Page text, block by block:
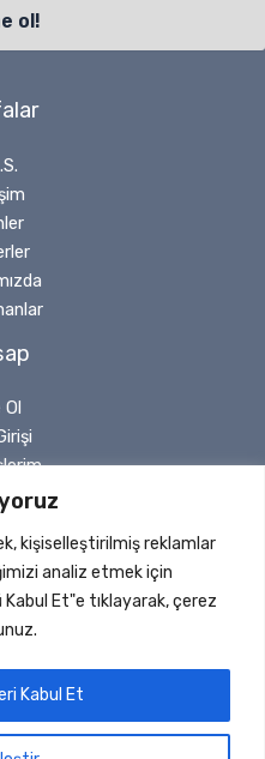
kişiselleştirilmiş reklamlar
analiz etmek için
Et"e tıklayarak, çerez
Kabul Et
Ol